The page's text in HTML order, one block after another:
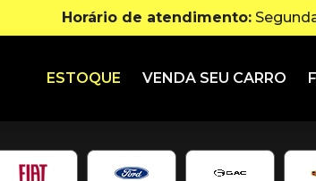
Horário de atendimento:
ESTOQUE VENDA SEU CARRO